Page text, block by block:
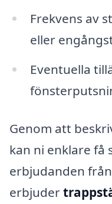
Frekvens av
eller
Eventuella
Genom att
kan ni enklare få
erbjudanden
erbjuder